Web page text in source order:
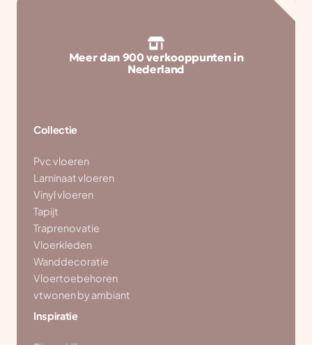
Meer dan 900 verkooppunten in
Nederland
Collectie
Pvc vloeren
Laminaat vloeren
Vinyl vloeren
Tapijt
Traprenovatie
Vloerkleden
Wanddecoratie
Vloertoebehoren
vtwonen by ambiant
Inspiratie